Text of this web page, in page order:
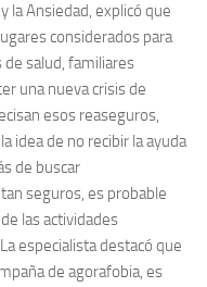
la Ansiedad, explicó que
considerados para
de salud, familiares
una nueva crisis de
esos reaseguros,
idea de no recibir la ayuda
de buscar
seguros, es probable
las actividades
especialista destacó que
de agorafobia, es